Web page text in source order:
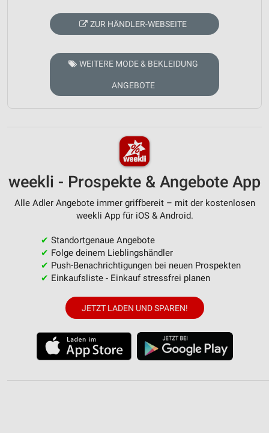
ZUR HÄNDLER-WEBSEITE
WEITERE MODE & BEKLEIDUNG
ANGEBOTE
weekli - Prospekte & Angebote App
Alle Adler Angebote immer griffbereit – mit der kostenlosen
weekli App für iOS & Android.
✔ Standortgenaue Angebote
✔ Folge deinem Lieblingshändler
✔ Push-Benachrichtigungen bei neuen Prospekten
✔ Einkaufsliste - Einkauf stressfrei planen
JETZT LADEN UND SPAREN!